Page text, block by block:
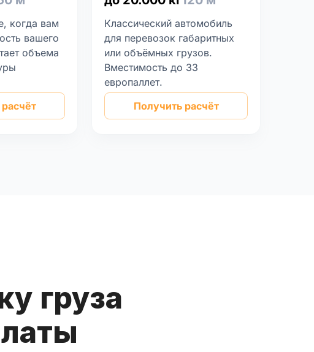
когда вам
вашего
объема
Классический автомобиль
для перевозок габаритных
или объёмных грузов.
Вместимость до 33
европаллет.
Получить расчёт
груза